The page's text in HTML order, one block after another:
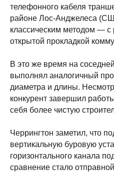
телефонного кабеля
районе Лос-Анджелеса
классическим методом — с
открытой прокладкой
В это же время на
выполнял аналогичный
диаметра и длины.
конкурент завершил
себя более чистую
Черрингтон заметил, что
вертикальную буровую
горизонтального канала
сравнение стало